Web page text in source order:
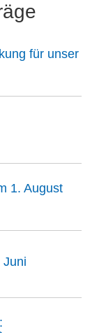
für unser
1. August
Juni